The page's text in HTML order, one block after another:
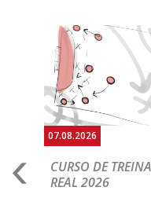
07.08.2026
CURSO DE
REAL 2026
Anterior